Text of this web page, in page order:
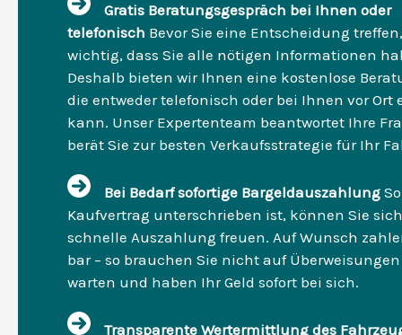
Gratis Beratungsgespräch bei Ihnen oder
telefonisch Bevor Sie eine Entscheidung
wichtig, dass Sie alle nötigen Informationen
Deshalb bieten wir Ihnen eine kostenlose
die entweder telefonisch oder bei Ihnen vor Ort
kann. Unser Expertenteam beantwortet Ihre
berät Sie zur besten Verkaufsstrategie für Ihr
Bei Bedarf sofortige Bargeldauszahlung
Kaufvertrag unterschrieben ist, können Sie
schnelle Auszahlung freuen. Auf Wunsch
bar – so brauchen Sie nicht auf
warten und haben Ihr Geld sofort bei sich.
Transparente Wertermittlung des